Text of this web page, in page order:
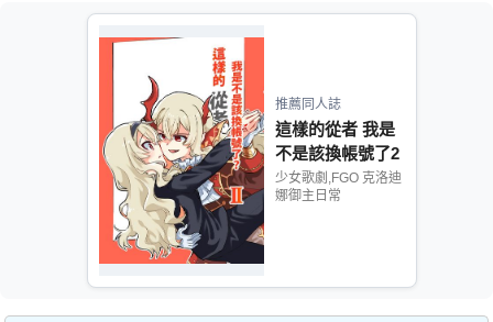
推薦同人誌
這樣的從者 我是
不是該換帳號了2
少女歌劇,FGO 克洛迪
娜御主日常